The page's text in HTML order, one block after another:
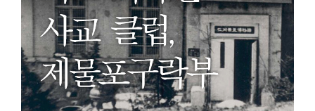
민속 인사이드
원문보기 PDF